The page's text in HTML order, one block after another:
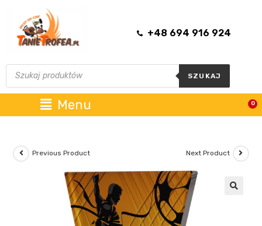
+48 694 916 924
SZUKAJ
Menu 0
Previous Product Next Product